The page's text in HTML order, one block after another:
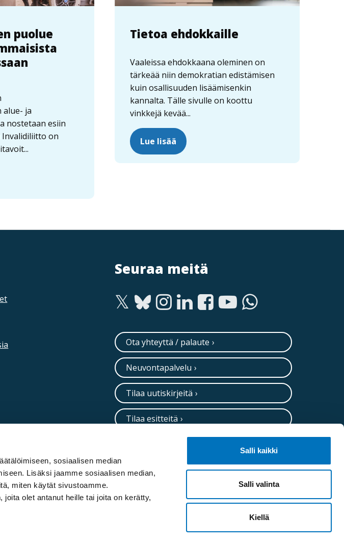
sosiaalisen median
Lisäksi jaamme sosiaalisen median,
miten käytät sivustoamme.
olet antanut heille tai joita on kerätty,
Salli kaikki
Salli valinta
Kiellä
puolue
alue- ja
nostetaan esiin
Invalidiliitto on
Tietoa ehdokkaille
Vaaleissa ehdokkaana oleminen on
tärkeää niin demokratian edistämisen
kuin osallisuuden lisäämisenkin
kannalta. Tälle sivulle on koottu
vinkkejä kevää...
Lue lisää
Seuraa meitä
Ota yhteyttä / palaute
Neuvontapalvelu
Tilaa uutiskirjeitä
Tilaa esitteitä